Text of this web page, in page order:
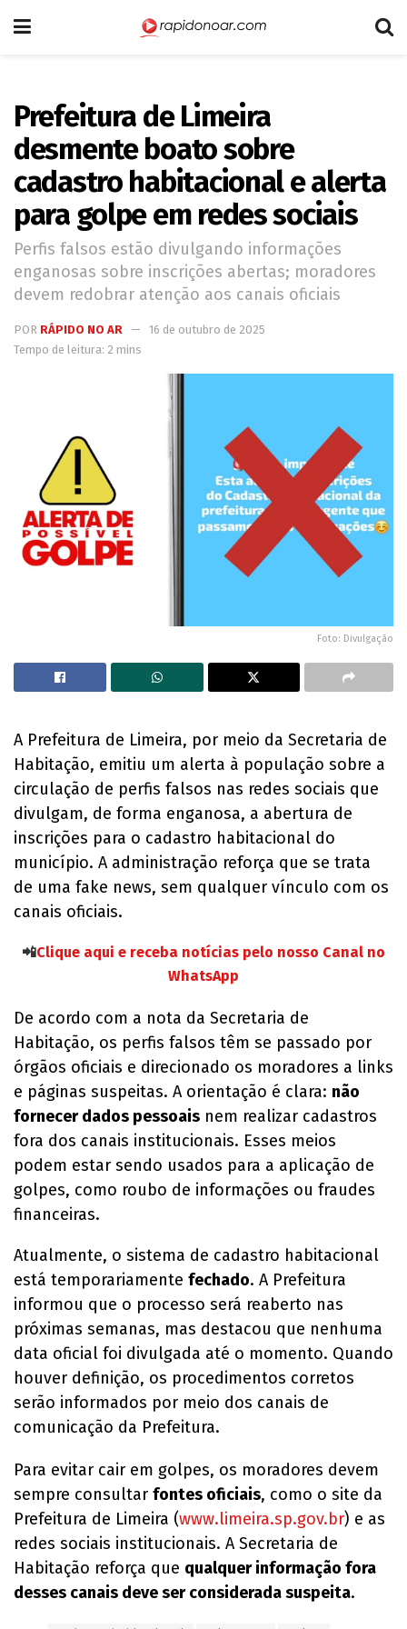
Prefeitura de Limeira
desmente boato sobre
cadastro habitacional e alerta
para golpe em redes sociais
Perfis falsos estão divulgando informações
enganosas sobre inscrições abertas; moradores
devem redobrar atenção aos canais oficiais
POR RÁPIDO NO AR
16 de outubro de 2025
Tempo de leitura: 2 mins
Foto: Divulgação
A Prefeitura de Limeira, por meio da Secretaria de
Habitação, emitiu um alerta à população sobre a
circulação de perfis falsos nas redes sociais que
divulgam, de forma enganosa, a abertura de
inscrições para o cadastro habitacional do
município. A administração reforça que se trata
de uma fake news, sem qualquer vínculo com os
canais oficiais.
📲Clique aqui e receba notícias pelo nosso Canal no
WhatsApp
De acordo com a nota da Secretaria de
Habitação, os perfis falsos têm se passado por
órgãos oficiais e direcionado os moradores a links
e páginas suspeitas. A orientação é clara: não
fornecer dados pessoais nem realizar cadastros
fora dos canais institucionais. Esses meios
podem estar sendo usados para a aplicação de
golpes, como roubo de informações ou fraudes
financeiras.
Atualmente, o sistema de cadastro habitacional
está temporariamente fechado. A Prefeitura
informou que o processo será reaberto nas
próximas semanas, mas destacou que nenhuma
data oficial foi divulgada até o momento. Quando
houver definição, os procedimentos corretos
serão informados por meio dos canais de
comunicação da Prefeitura.
Para evitar cair em golpes, os moradores devem
sempre consultar fontes oficiais, como o site da
Prefeitura de Limeira (www.limeira.sp.gov.br) e as
redes sociais institucionais. A Secretaria de
Habitação reforça que qualquer informação fora
desses canais deve ser considerada suspeita.